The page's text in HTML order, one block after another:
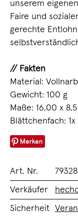
unserem
Faire und
gerechte
// Fakten
Material:
Gewicht: 100 g
Maße: 16,00 x
Blättchenfach: 1x
Merken
Art. Nr.
Verkäufer
Sicherheit